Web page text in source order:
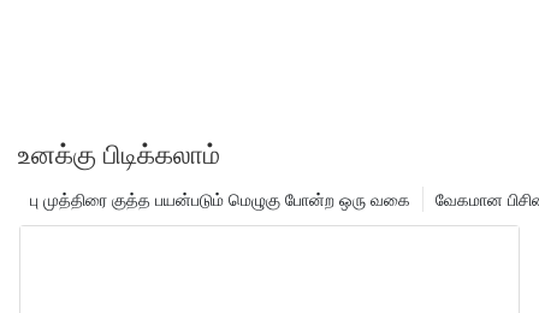
உனக்கு பிடிக்கலாம்
வேகமான
பு முத்திரை குத்த பயன்படும் மெழுகு போன்ற ஒரு வகை